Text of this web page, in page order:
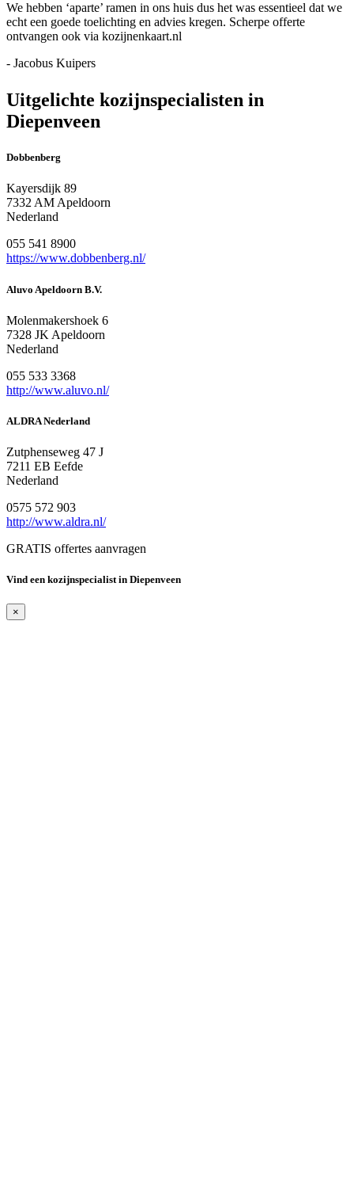
We hebben ‘aparte’ ramen in ons huis dus het was essentieel dat we
echt een goede toelichting en advies kregen. Scherpe offerte
ontvangen ook via kozijnenkaart.nl
- Jacobus Kuipers
Uitgelichte kozijnspecialisten in
Diepenveen
Dobbenberg
Kayersdijk 89
7332 AM Apeldoorn
Nederland
055 541 8900
https://www.dobbenberg.nl/
Aluvo Apeldoorn B.V.
Molenmakershoek 6
7328 JK Apeldoorn
Nederland
055 533 3368
http://www.aluvo.nl/
ALDRA Nederland
Zutphenseweg 47 J
7211 EB Eefde
Nederland
0575 572 903
http://www.aldra.nl/
GRATIS offertes aanvragen
Vind een kozijnspecialist in Diepenveen
×